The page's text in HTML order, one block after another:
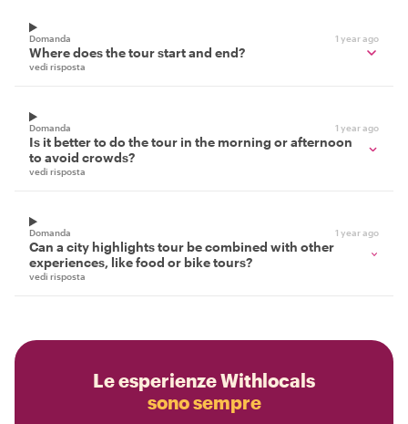
Domanda 1 year ago
Where does the tour start and end?
vedi risposta
Domanda 1 year ago
Is it better to do the tour in the morning or afternoon
to avoid crowds?
vedi risposta
Domanda 1 year ago
Can a city highlights tour be combined with other
experiences, like food or bike tours?
vedi risposta
Le esperienze Withlocals
sono sempre